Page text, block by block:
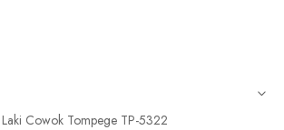
Cowok Tompege TP-5322